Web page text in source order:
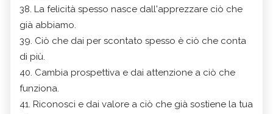
38. La felicità spesso nasce dall'apprezzare ciò che
già abbiamo.
39. Ciò che dai per scontato spesso è ciò che conta
di più.
40. Cambia prospettiva e dai attenzione a ciò che
funziona.
41. Riconosci e dai valore a ciò che già sostiene la tua